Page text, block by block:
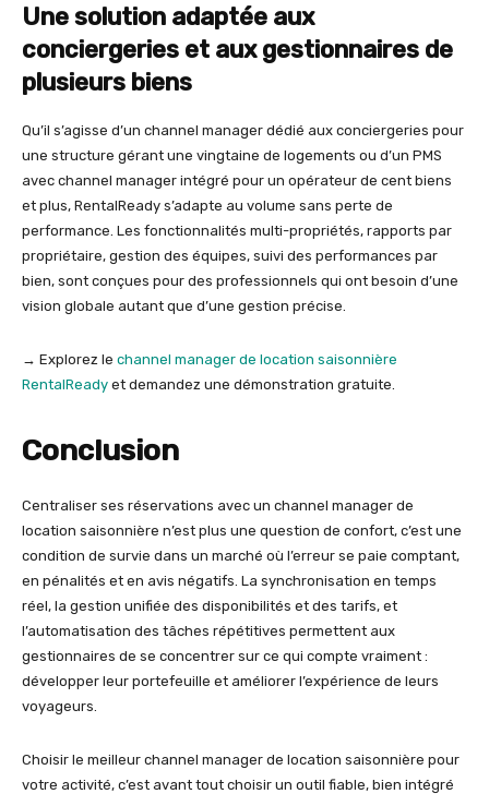
Une solution adaptée aux
conciergeries et aux gestionnaires de
plusieurs biens
Qu’il s’agisse d’un channel manager dédié aux conciergeries pour
une structure gérant une vingtaine de logements ou d’un PMS
avec channel manager intégré pour un opérateur de cent biens
et plus, RentalReady s’adapte au volume sans perte de
performance. Les fonctionnalités multi-propriétés, rapports par
propriétaire, gestion des équipes, suivi des performances par
bien, sont conçues pour des professionnels qui ont besoin d’une
vision globale autant que d’une gestion précise.
→ Explorez le channel manager de location saisonnière
RentalReady et demandez une démonstration gratuite.
Conclusion
Centraliser ses réservations avec un channel manager de
location saisonnière n’est plus une question de confort, c’est une
condition de survie dans un marché où l’erreur se paie comptant,
en pénalités et en avis négatifs. La synchronisation en temps
réel, la gestion unifiée des disponibilités et des tarifs, et
l’automatisation des tâches répétitives permettent aux
gestionnaires de se concentrer sur ce qui compte vraiment :
développer leur portefeuille et améliorer l’expérience de leurs
voyageurs.
Choisir le meilleur channel manager de location saisonnière pour
votre activité, c’est avant tout choisir un outil fiable, bien intégré